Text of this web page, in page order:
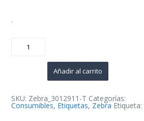
.
de
Etiquetas
Añadir al carrito
SKU: Zebra_3012911-T Categorías:
Consumibles, Etiquetas, Zebra Etiqueta: